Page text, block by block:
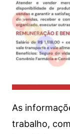
As
trabalho,